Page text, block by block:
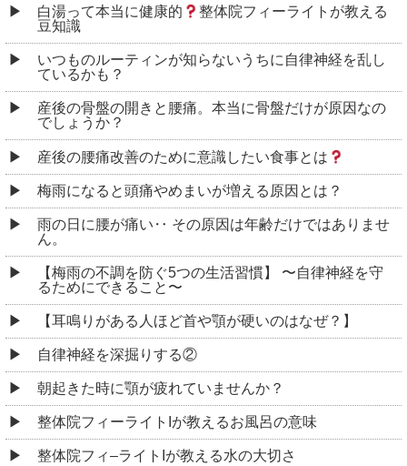
白湯って本当に健康的
整体院フィーライトが教える
豆知識
いつものルーティンが知らないうちに自律神経を乱し
ているかも？
産後の骨盤の開きと腰痛。本当に骨盤だけが原因なの
でしょうか？
産後の腰痛改善のために意識したい食事とは
梅雨になると頭痛やめまいが増える原因とは？
雨の日に腰が痛い‥ その原因は年齢だけではありませ
ん。
【梅雨の不調を防ぐ5つの生活習慣】 〜自律神経を守
るためにできること〜
【耳鳴りがある人ほど首や顎が硬いのはなぜ？】
自律神経を深掘りする②
朝起きた時に顎が疲れていませんか？
整体院フィーライトIが教えるお風呂の意味
整体院フィ–ライトIが教える水の大切さ